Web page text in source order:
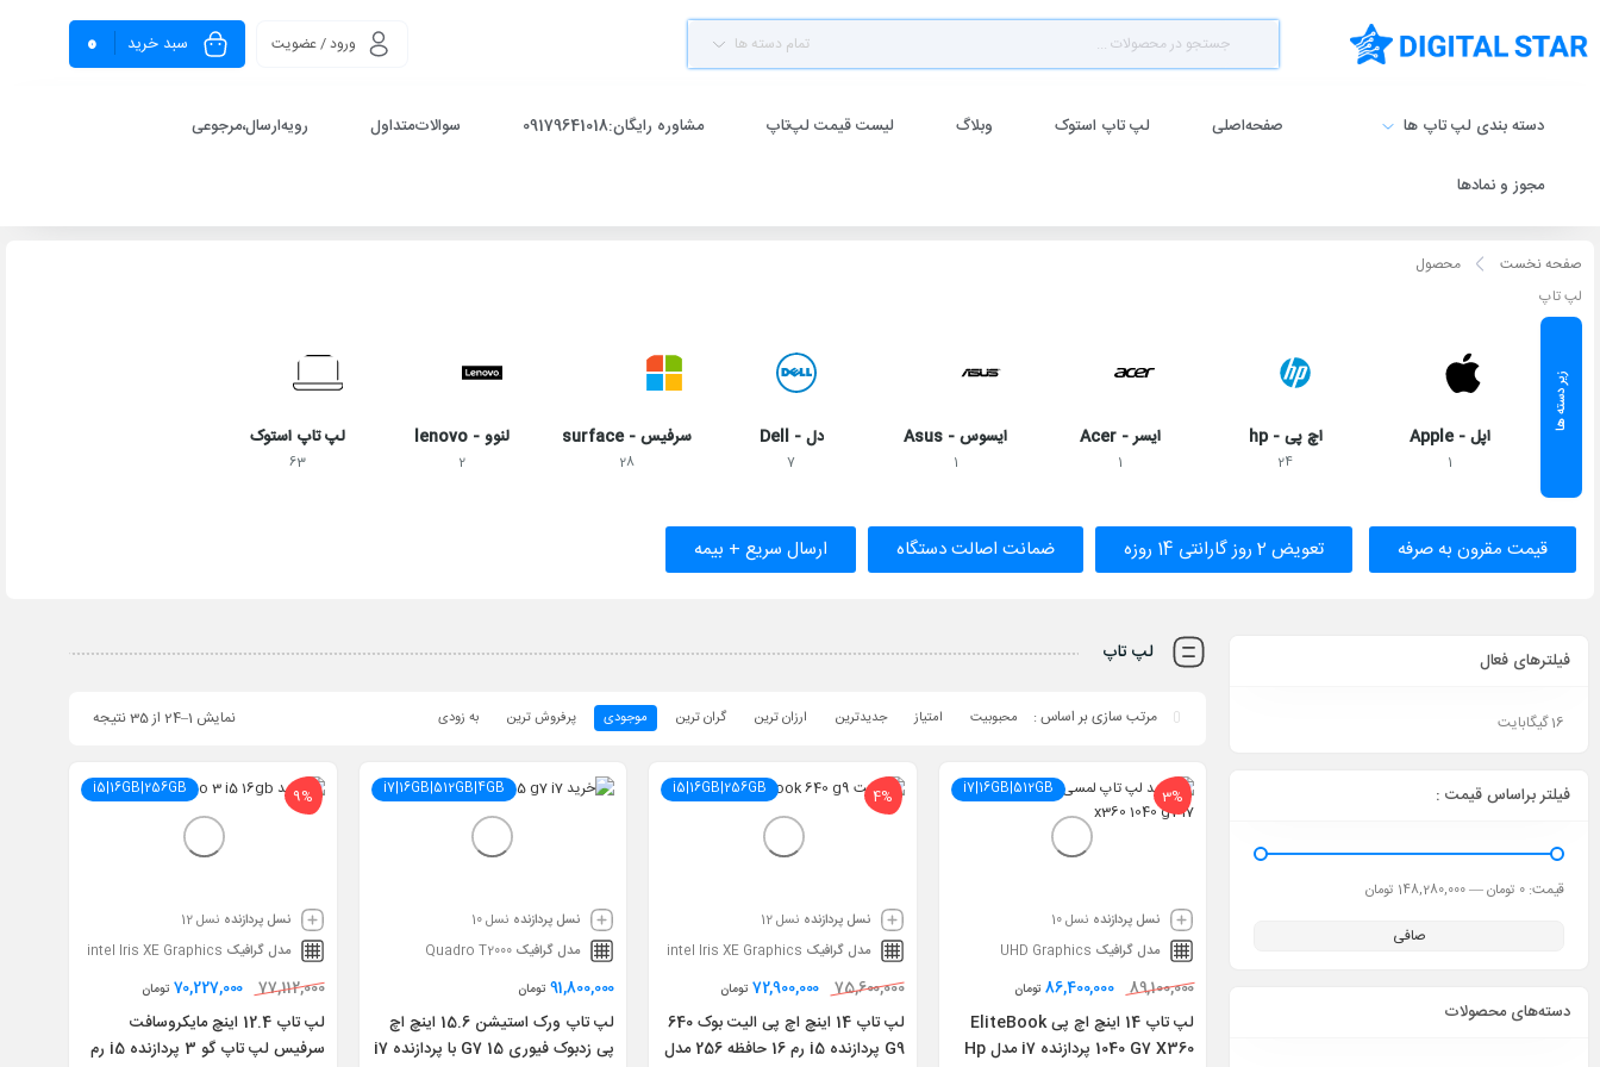
تمام دسته ها ورود / عضویت سبد خرید 0
دسته بندی لپ تاپ ها صفحه‌اصلی لپ تاپ استوک وبلاگ لیست قیمت لپ‌تاپ مشاوره رایگان:09179641018 سوالات‌متداول رویه‌ارسال،مرجوعی
مجوز و نمادها
صفحه نخست
محصول
لپ تاپ
اپل - Apple
1
اچ پی - hp
24
ایسر - Acer
1
ایسوس - Asus
1
دل - Dell
7
سرفیس - surface
28
لنوو - lenovo
2
لپ تاپ استوک
63
قیمت مقرون به‌ صرفه تعویض 2 روز گارانتی 14 روزه ضمانت اصالت دستگاه ارسال سریع + بیمه
فیلترهای فعال
16 گیگابایت
فیلتر براساس قیمت :
صافی
قيمت: 0 تومان —148,280,000 تومان
دسته‌های محصولات
لپ تاپ
نمایش 1–24 از 35 نتیجه محبوبیت امتیاز جدیدترین ارزان ترین گران ترین موجودی پرفروش ترین به زودی
i7|16GB|512GB 3%
نسل پردازنده نسل 10
مدل گرافیک UHD Graphics
89,100,000
86,400,000 تومان
لپ تاپ 14 اینچ اچ پی EliteBook
1040 G7 X360 پردازنده i7 مدل Hp
i5|16GB|256GB 4%
نسل پردازنده نسل 12
مدل گرافیک intel Iris XE Graphics
75,600,000
72,900,000 تومان
لپ تاپ 14 اینچ اچ پی الیت بوک 640
G9 پردازنده i5 رم 16 حافظه 256 مدل
i7|16GB|512GB|4GB
نسل پردازنده نسل 10
مدل گرافیک Quadro T2000
91,800,000 تومان
لپ تاپ ورک استیشن 15.6 اینچ اچ
پی زدبوک فیوری 15 G7 با پردازنده i7
i5|16GB|256GB 9%
نسل پردازنده نسل 12
مدل گرافیک intel Iris XE Graphics
77,112,000
70,227,000 تومان
لپ تاپ 12.4 اینچ مایکروسافت
سرفیس لپ تاپ گو 3 پردازنده i5 رم